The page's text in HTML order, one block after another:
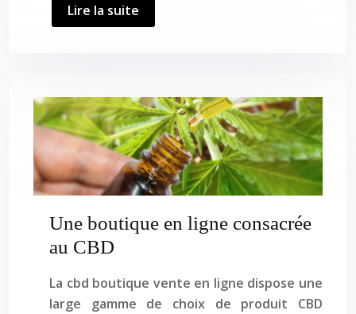
Lire la suite
Une boutique en ligne consacrée
au CBD
La cbd boutique vente en ligne dispose une
large gamme de choix de produit CBD